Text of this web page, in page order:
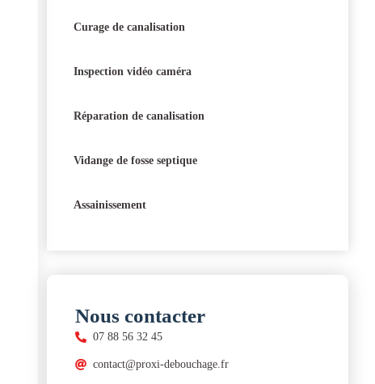
Curage de canalisation
Inspection vidéo caméra
Réparation de canalisation
Vidange de fosse septique
Assainissement
Nous contacter
07 88 56 32 45
contact@proxi-debouchage.fr